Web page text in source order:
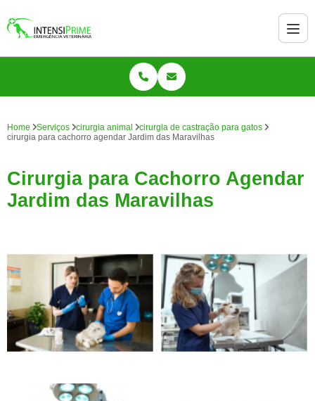
Home Serviços cirurgia animal
cirurgia de castração para gatos
cirurgia para cachorro agendar Jardim das Maravilhas
Cirurgia para Cachorro Agendar
Jardim das Maravilhas